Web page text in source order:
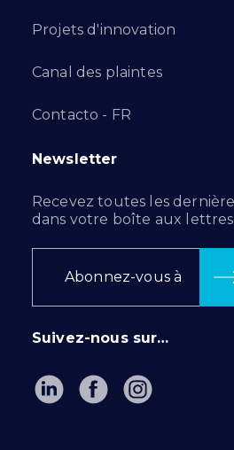
Projets d'innovation
Canal des plaintes
Contacto - FR
Newsletter
Recevez toutes les
dans votre boîte aux
Abonnez-vous à
Suivez-nous sur…